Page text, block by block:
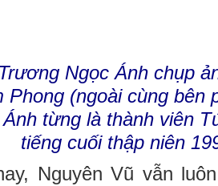
Ngọc Ánh chụp
Phong (ngoài cùng bên
từng là thành viên
tiếng cuối thập niên
Nguyên Vũ vẫn